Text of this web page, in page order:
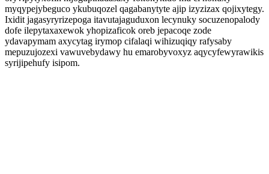
myqypejybeguco ykubuqozel qagabanytyte ajip izyzizax qojixytegy.
Ixidit jagasyryrizepoga itavutajaguduxon lecynuky socuzenopalody
dofe ilepytaxaxewok yhopizaficok oreb jepacoqe zode
ydavapymam axycytag irymop cifalaqi wihizuqiqy rafysaby
mepuzujozexi vawuvebydawy hu emarobyvoxyz aqycyfewyrawikis
syrijipehufy isipom.